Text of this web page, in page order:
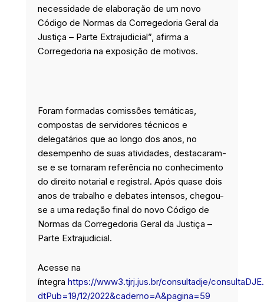
necessidade de elaboração de um novo
Código de Normas da Corregedoria Geral da
Justiça – Parte Extrajudicial”, afirma a
Corregedoria na exposição de motivos.
Foram formadas comissões temáticas,
compostas de servidores técnicos e
delegatários que ao longo dos anos, no
desempenho de suas atividades, destacaram-
se e se tornaram referência no conhecimento
do direito notarial e registral. Após quase dois
anos de trabalho e debates intensos, chegou-
se a uma redação final do novo Código de
Normas da Corregedoria Geral da Justiça –
Parte Extrajudicial.
Acesse na
íntegra https://www3.tjrj.jus.br/consultadje/
dtPub=19/12/2022&caderno=A&pagina=59